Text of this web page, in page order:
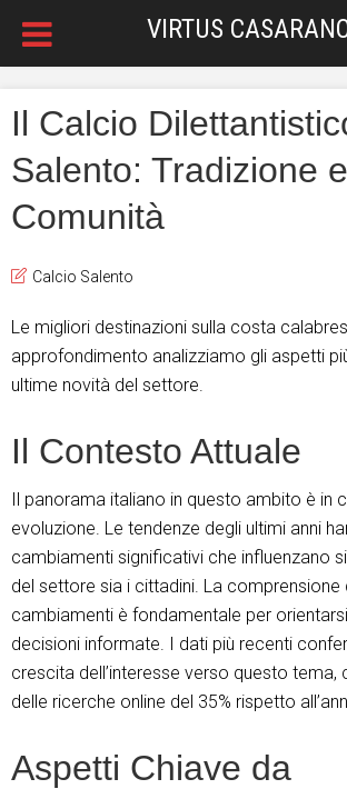
VIRTUS
Il Calcio
Salento: Tradizione e
Comunità
Calcio Salento
Le migliori destinazioni sulla costa
approfondimento analizziamo gli aspetti
ultime novità del settore.
Il Contesto Attuale
Il panorama italiano in questo ambito è in
evoluzione. Le tendenze degli ultimi anni
cambiamenti significativi che influenzano
del settore sia i cittadini. La comprensione
cambiamenti è fondamentale per
decisioni informate. I dati più recenti
crescita dell’interesse verso questo tema,
delle ricerche online del 35% rispetto
Aspetti Chiave da